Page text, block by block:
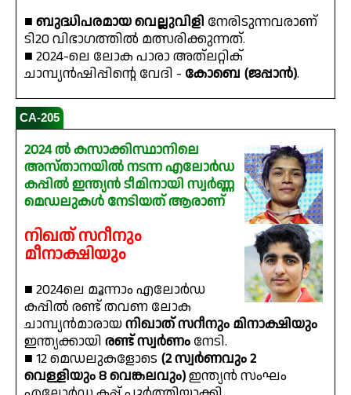
■ ബുദ്ധിപരമായ വെല്ലുവിളി നേരിടുന്നവരാണ്
ടി20 വിഭാഗത്തിൽ മത്സരിക്കുന്നത്.
■ 2024-ലെ ലോക പാരാ അത്‌ലറ്റിക്
ചാമ്പ്യൻഷിപ്പിന്റെ വേദി - കോബെ (ജപ്പാൻ).
CA-205
2024 ൽ കസാക്കിസ്ഥാനിലെ
അസ്താനയിൽ നടന്ന എലോർഡ
കപ്പിൽ ഇന്ത്യൻ ടീമിനായി സ്വർണ്ണ
മെഡലുകൾ നേടിയത് ആരാണ്
നിഖത് സറീനും
മീനാക്ഷിയും
■ 2024ലെ മൂന്നാം എലോർഡ
കപ്പിൽ രണ്ട് തവണ ലോക
ചാമ്പ്യൻമാരായനിഖാത് സറീനും മിനാക്ഷിയും
ഇന്ത്യക്കായി രണ്ട് സ്വർണം നേടി.
■ 12 മെഡലുകളോടെ (2 സ്വർണവും 2
വെള്ളിയും 8 വെങ്കലവും)ഇന്ത്യൻ സംഘം